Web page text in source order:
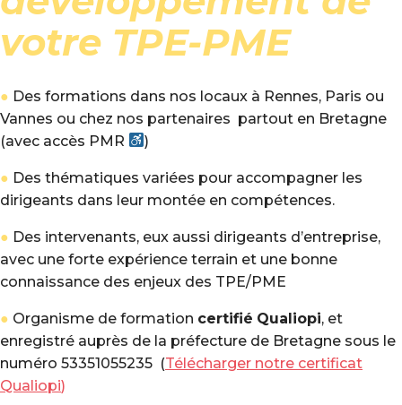
votre TPE-PME
● Des formations dans nos locaux à Rennes, Paris ou
Vannes ou chez nos partenaires partout en Bretagne
(avec accès PMR
)
● Des thématiques variées pour accompagner les
dirigeants dans leur montée en compétences.
● Des intervenants, eux aussi dirigeants d’entreprise,
avec une forte expérience terrain et une bonne
connaissance des enjeux des TPE/PME
● Organisme de formation certifié Qualiopi, et
enregistré auprès de la préfecture de Bretagne sous le
numéro 53351055235 (Télécharger notre certificat
Qualiopi)